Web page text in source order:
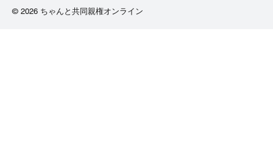
© 2026 ちゃんと共同親権オンライン